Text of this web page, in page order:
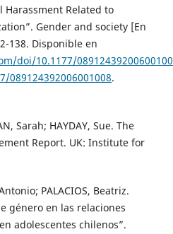
Harassment Related to
Gender and society [En
138. Disponible en
doi/10.1177/
.
Sarah; HAYDAY, Sue. The
Report. UK: Institute for
PALACIOS, Beatriz.
género en las relaciones
adolescentes chilenos”.